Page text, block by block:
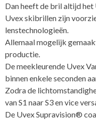
Dan heeft de bril altijd het
Uvex skibrillen zijn
lenstechnologieën.
Allemaal mogelijk
productie.
De meekleurende Uvex
binnen enkele seconden
Zodra de
van S1 naar S3 en vice
De Uvex Supravision®